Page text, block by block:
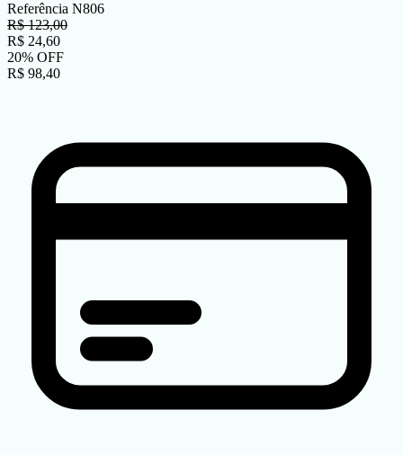
Referência N806
R$123,00
R$ 24,60
20% OFF
R$ 98,40